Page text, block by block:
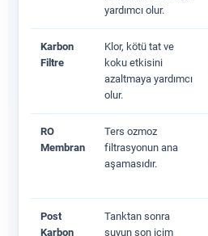
yardımcı olur.
Karbon
Filtre
Klor, kötü tat ve
koku etkisini
azaltmaya yardımcı
olur.
RO
Membran
Ters ozmoz
filtrasyonun ana
aşamasıdır.
Post
Karbon
Tanktan sonra
suyun son içim